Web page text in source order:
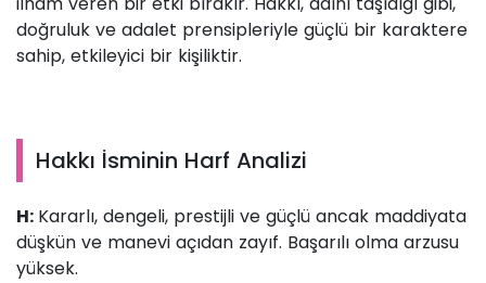
doğruluk ve adalet prensipleriyle güçlü bir karaktere
sahip, etkileyici bir kişiliktir.
Hakkı İsminin Harf Analizi
H: Kararlı, dengeli, prestijli ve güçlü ancak maddiyata
düşkün ve manevi açıdan zayıf. Başarılı olma arzusu
yüksek.